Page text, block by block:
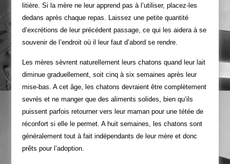
litière. Si la mère ne leur apprend pas à l’utiliser, placez-les
dedans après chaque repas. Laissez une petite quantité
d’excrétions de leur précédent passage, ce qui les aidera à se
souvenir de l’endroit où il leur faut d’abord se rendre.
Les mères sèvrent naturellement leurs chatons quand leur lait
diminue graduellement, soit cinq à six semaines après leur
mise-bas. A cet âge, les chatons devraient être complètement
sevrés et ne manger que des aliments solides, bien qu’ils
puissent parfois retourner vers leur maman pour une tétée de
réconfort si elle le permet. A huit semaines, les chatons sont
généralement tout à fait indépendants de leur mère et donc
prêts pour l’adoption.